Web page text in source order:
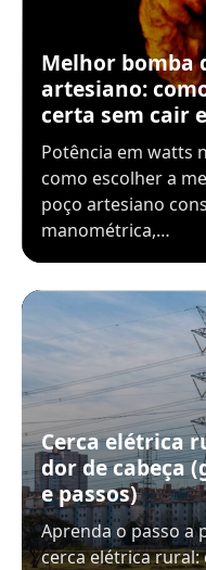
Melhor bomba
artesiano:
certa sem cair
Potência em watts
como escolher a
poço artesiano
manométrica,…
Cerca elétrica
dor de cabeça
e passos)
Aprenda o passo a
cerca elétrica